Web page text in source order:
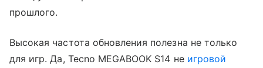
прошлого.
Высокая частота обновления полезна не только
для игр. Да, Tecno MEGABOOK S14 не игровой